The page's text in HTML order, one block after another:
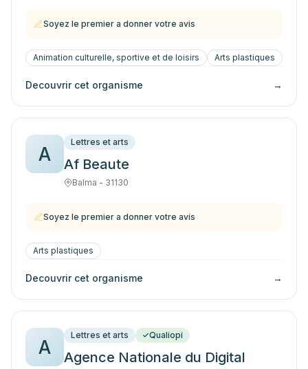
Soyez le premier a donner votre avis
Animation culturelle, sportive et de loisirs Arts plastiques
Decouvrir cet organisme →
A
Lettres et arts
Af Beaute
Balma - 31130
Soyez le premier a donner votre avis
Arts plastiques
Decouvrir cet organisme →
A
Lettres et arts Qualiopi
Agence Nationale du Digital